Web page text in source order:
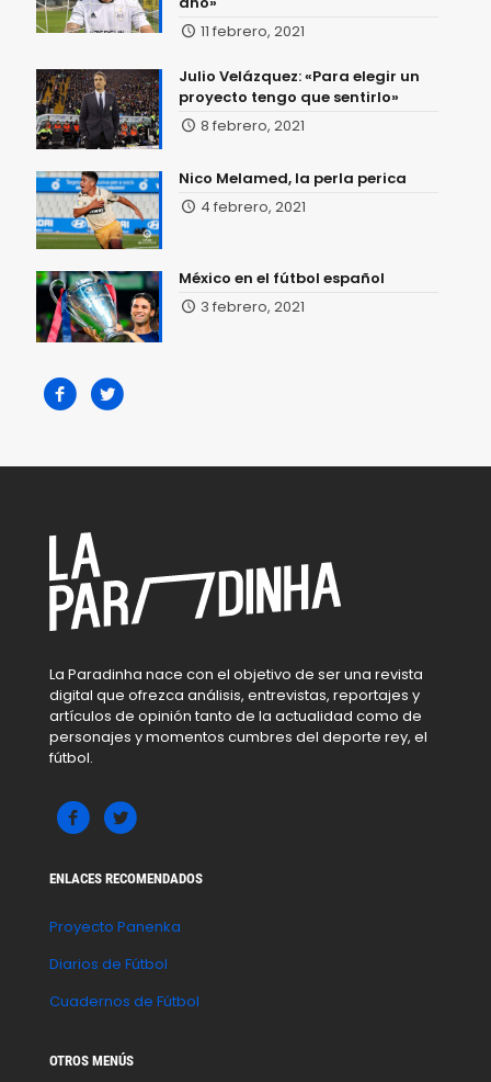
11 febrero, 2021
Julio Velázquez: «Para elegir un
proyecto tengo que sentirlo»
8 febrero, 2021
Nico Melamed, la perla perica
4 febrero, 2021
México en el fútbol español
3 febrero, 2021
La Paradinha nace con el objetivo de ser una revista
digital que ofrezca análisis, entrevistas, reportajes y
artículos de opinión tanto de la actualidad como de
personajes y momentos cumbres del deporte rey, el
fútbol.
ENLACES RECOMENDADOS
Proyecto Panenka
Diarios de Fútbol
Cuadernos de Fútbol
OTROS MENÚS